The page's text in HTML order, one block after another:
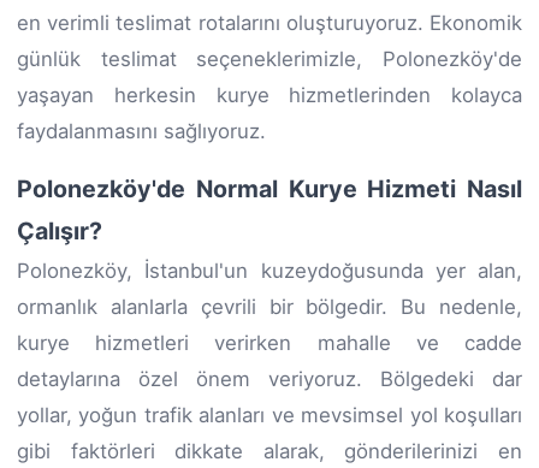
en verimli teslimat rotalarını oluşturuyoruz. Ekonomik
günlük teslimat seçeneklerimizle, Polonezköy'de
yaşayan herkesin kurye hizmetlerinden kolayca
faydalanmasını sağlıyoruz.
Polonezköy'de Normal Kurye Hizmeti Nasıl
Çalışır?
Polonezköy, İstanbul'un kuzeydoğusunda yer alan,
ormanlık alanlarla çevrili bir bölgedir. Bu nedenle,
kurye hizmetleri verirken mahalle ve cadde
detaylarına özel önem veriyoruz. Bölgedeki dar
yollar, yoğun trafik alanları ve mevsimsel yol koşulları
gibi faktörleri dikkate alarak, gönderilerinizi en